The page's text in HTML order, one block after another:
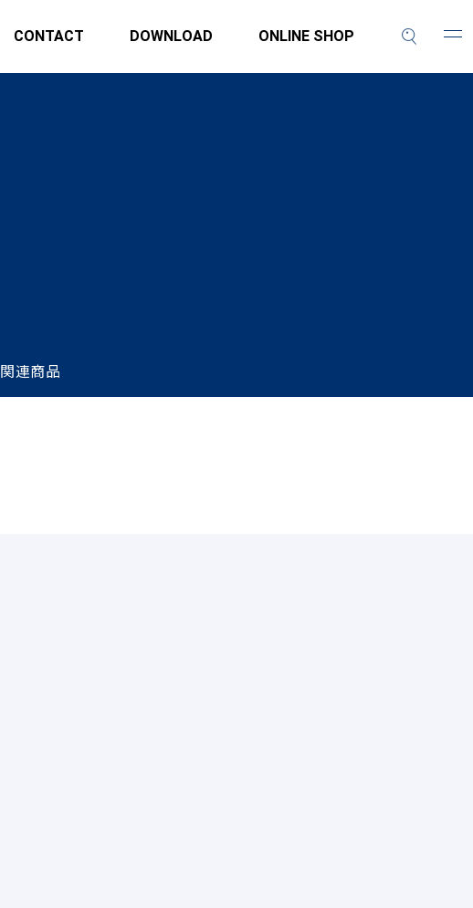
CONTACT DOWNLOAD ONLINE SHOP
関連商品